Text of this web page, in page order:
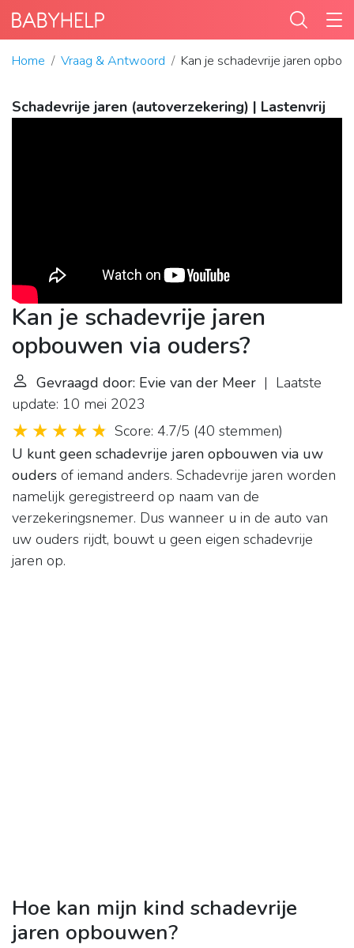
Home Vraag & Antwoord Kan je schadevrije jaren
Schadevrije jaren (autoverzekering) | Lastenvrij
Kan je schadevrije jaren
opbouwen via ouders?
Gevraagd door: Evie van der Meer | Laatste
update: 10 mei 2023
Score: 4.7/5 (40 stemmen)
U kunt geen schadevrije jaren opbouwen via uw
ouders of iemand anders. Schadevrije jaren worden
namelijk geregistreerd op naam van de
verzekeringsnemer. Dus wanneer u in de auto van
uw ouders rijdt, bouwt u geen eigen schadevrije
jaren op.
Hoe kan mijn kind schadevrije
jaren opbouwen?